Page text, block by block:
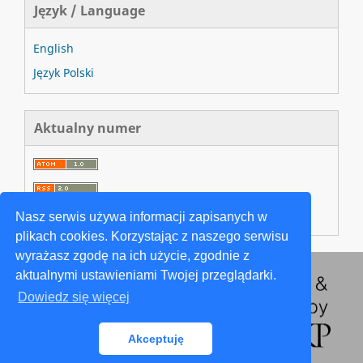
Nasz serwis używa informacji zapisanych w
plikach cookies. Korzystając z naszego serwisu
wyrażasz zgodę na ich użycie, zgodnie z
aktualnymi ustawieniami Twojej przeglądarki.
Dowiedz się więcej
Akceptuję
Język / Language
English
Język Polski
Aktualny numer